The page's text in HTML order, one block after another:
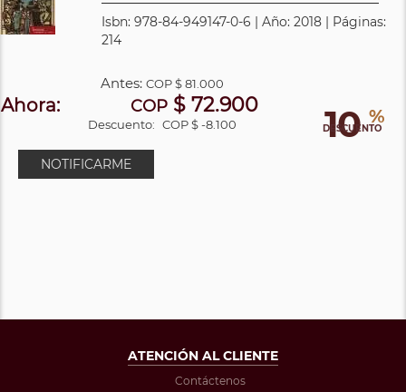
Isbn: 978-84-949147-0-6 | Año: 2018 | Páginas:
214
10 %
DESCUENTO
Antes:COP$ 81.000
Ahora: COP$ 72.900
Descuento: COP $ -8.100
NOTIFICARME
ATENCIÓN AL CLIENTE
Contáctenos